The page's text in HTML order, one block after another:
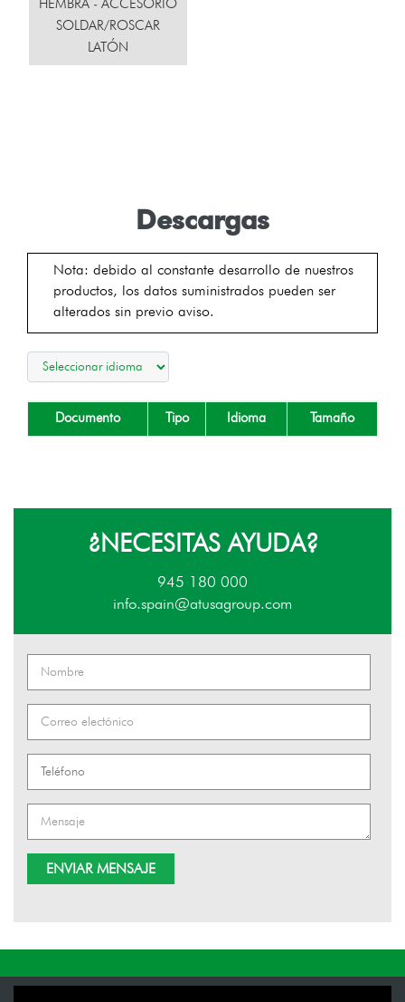
HEMBRA - ACCESORIO
SOLDAR/ROSCAR
LATÓN
Descargas
Nota: debido al constante desarrollo de nuestros
productos, los datos suministrados pueden ser
alterados sin previo aviso.
Documento Tipo Idioma Tamaño
¿NECESITAS AYUDA?
945 180 000
info.spain@atusagroup.com